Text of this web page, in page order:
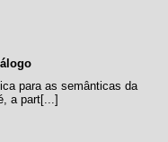
para as semânticas da
a part[...]